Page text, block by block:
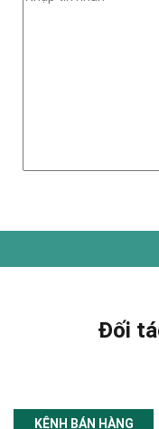
Đối
KÊNH BÁN HÀNG